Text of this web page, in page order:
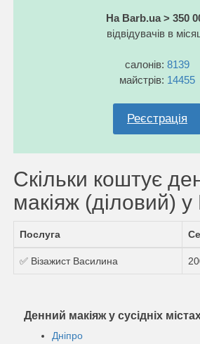
На Barb.ua > 350
відвідувачів в
салонів: 8139
майстрів: 14455
Реєстрація
Скільки коштує
макіяж (діловий) у
Послуга
✅ Візажист Василина
Денний макіяж у сусідніх
Дніпро